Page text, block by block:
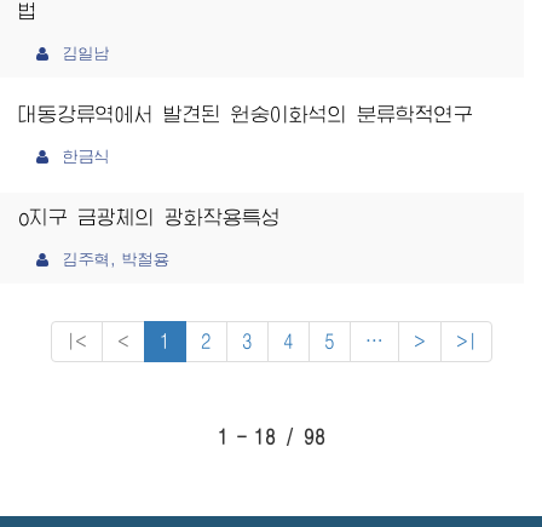
법
김일남
대동강류역에서 발견된 원숭이화석의 분류학적연구
한금식
o지구 금광체의 광화작용특성
김주혁, 박철용
|< < 1 2 3 4 5 ⋯ > >|
1 - 18 / 98